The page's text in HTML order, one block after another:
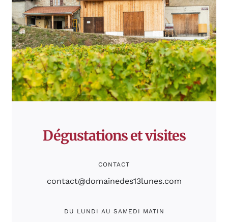
Dégustations et visites
CONTACT
contact@domainedes13lunes.com
DU LUNDI AU SAMEDI MATIN